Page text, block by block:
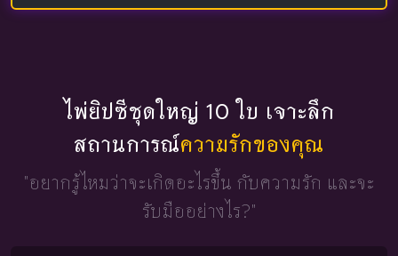
ไพ่ยิปซีชุดใหญ่ 10 ใบ เจาะลึก
สถานการณ์ความรักของคุณ
"อยากรู้ไหมว่าจะเกิดอะไรขึ้น กับความรัก และจะ
รับมืออย่างไร?"